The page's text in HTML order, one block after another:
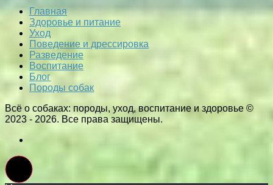
Главная
Здоровье и питание
Уход
Поведение и дрессировка
Разведение
Воспитание
Блог
Породы собак
Всё о собаках: породы, уход, воспитание и здоровье ©
2023 - 2026. Все права защищены.